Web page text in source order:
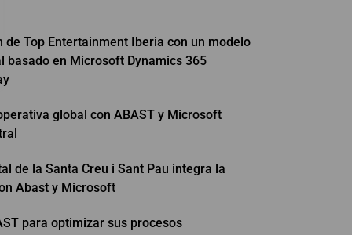
de Top Entertainment Iberia con un modelo
basado en Microsoft Dynamics 365
global con ABAST y Microsoft
de la Santa Creu i Sant Pau integra la
Abast y Microsoft
para optimizar sus procesos